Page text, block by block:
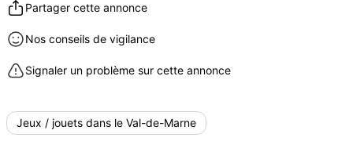
Partager cette annonce
Nos conseils de vigilance
Signaler un problème sur cette annonce
Jeux / jouets dans le Val-de-Marne